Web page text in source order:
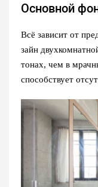
Основной
Всё зависит от
зайн
тонах, чем в
способствует